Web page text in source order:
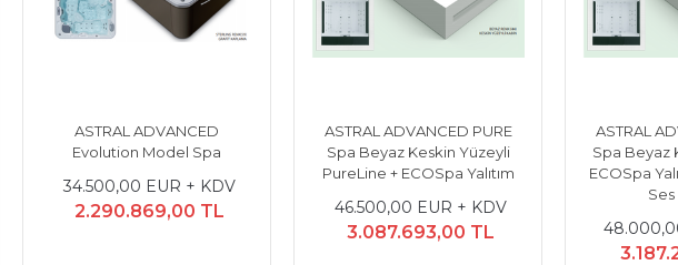
ASTRAL ADVANCED
Evolution Model Spa
34.500,00 EUR + KDV
2.290.869,00 TL
ASTRAL ADVANCED PURE
Spa Beyaz Keskin Yüzeyli
PureLine + ECOSpa Yalıtım
46.500,00 EUR + KDV
3.087.693,00 TL
ASTRAL
Spa Beyaz
ECOSpa